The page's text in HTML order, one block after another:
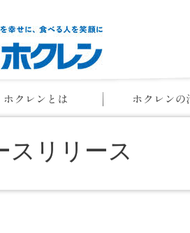
スリリース